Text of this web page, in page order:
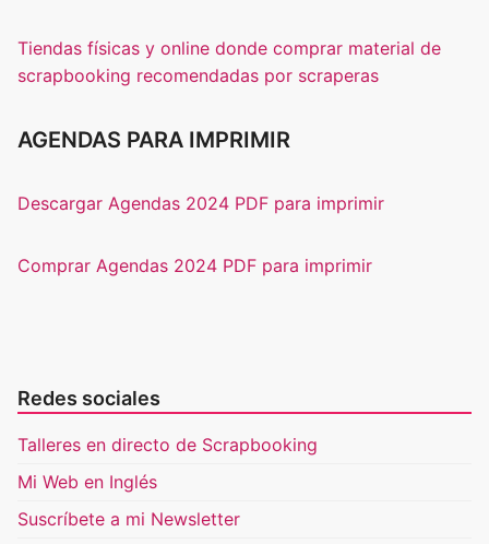
Tiendas físicas y online donde comprar material de
scrapbooking recomendadas por scraperas
AGENDAS PARA IMPRIMIR
Descargar Agendas 2024 PDF para imprimir
Comprar Agendas 2024 PDF para imprimir
Redes sociales
Talleres en directo de Scrapbooking
Mi Web en Inglés
Suscríbete a mi Newsletter